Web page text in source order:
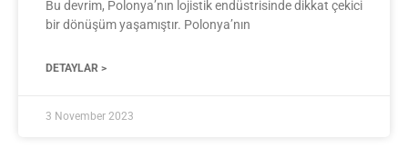
Bu devrim, Polonya’nın lojistik endüstrisinde dikkat çekici
bir dönüşüm yaşamıştır. Polonya’nın
DETAYLAR >
3 November 2023